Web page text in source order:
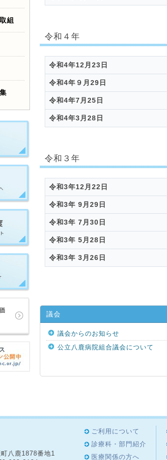
令和４年
令和4年12月23日
令和4年９月29日
令和4年7月25日
令和4年3月28日
令和３年
令和3年12月22日
令和3年 9月29日
令和3年 7月30日
令和3年 5月28日
令和3年 3月26日
議会
議会からのお知らせ
公立八鹿病院組合議会について
組
八鹿1878番地1
ご利用について
診療科・部門紹介
医療関係の方へ